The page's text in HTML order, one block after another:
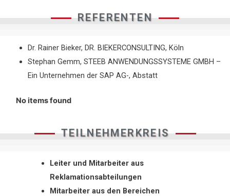
REFERENTEN
Dr. Rainer Bieker, DR. BIEKERCONSULTING, Köln
Stephan Gemm, STEEB ANWENDUNGSSYSTEME GMBH –
Ein Unternehmen der SAP AG-, Abstatt
No items found
TEILNEHMERKREIS
Leiter und Mitarbeiter aus
Reklamationsabteilungen
Mitarbeiter aus den Bereichen